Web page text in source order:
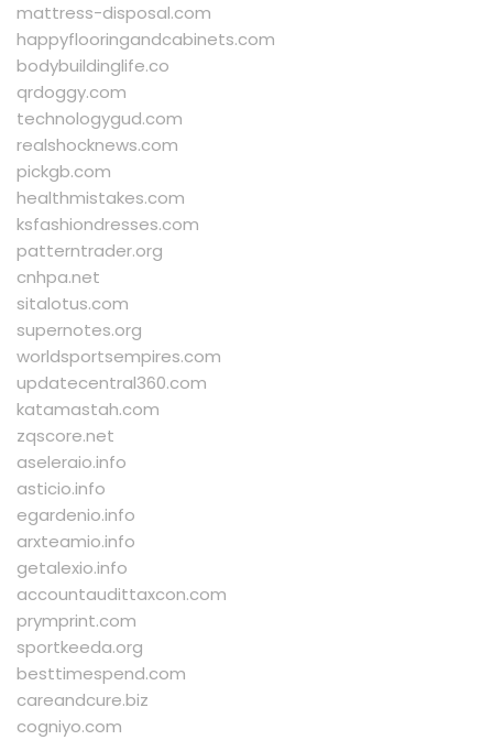
mattress-disposal.com
happyflooringandcabinets.com
bodybuildinglife.co
qrdoggy.com
technologygud.com
realshocknews.com
pickgb.com
healthmistakes.com
ksfashiondresses.com
patterntrader.org
cnhpa.net
sitalotus.com
supernotes.org
worldsportsempires.com
updatecentral360.com
katamastah.com
zqscore.net
aseleraio.info
asticio.info
egardenio.info
arxteamio.info
getalexio.info
accountaudittaxcon.com
prymprint.com
sportkeeda.org
besttimespend.com
careandcure.biz
cogniyo.com